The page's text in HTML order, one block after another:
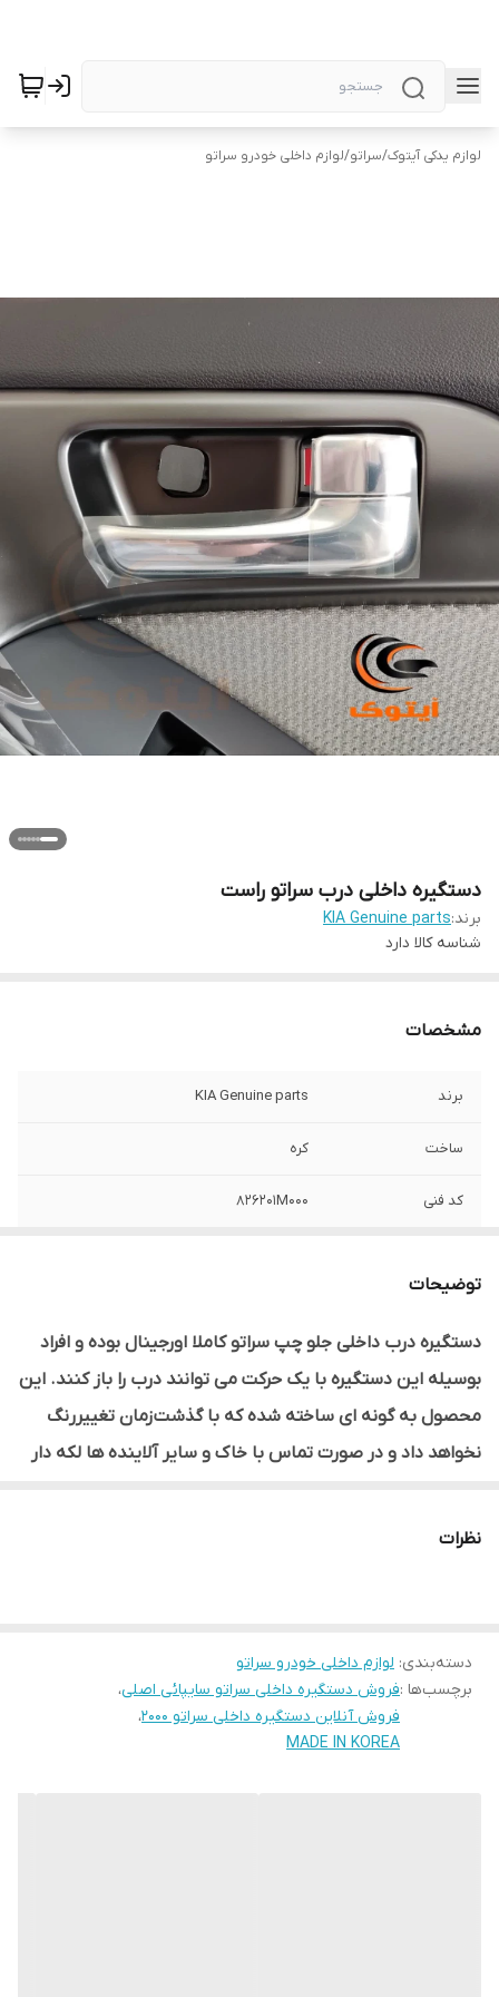
لوازم یدکی آیتوک/سراتو/لوازم داخلی خودرو سراتو
دستگیره داخلی درب سراتو راست
برند:KIA Genuine parts
شناسه کالا دارد
مشخصات
برند KIA Genuine parts
ساخت کره
کد فنی 826201M000
نوع محصول وارداتی
توضیحات
دستگیره درب داخلی جلو چپ سراتو کاملا اورجینال بوده و افراد
بوسیله این دستگیره با یک حرکت می توانند درب را باز کنند. این
محصول به گونه ای ساخته شده که با گذشتزمان تغییررنگ
نخواهد داد و در صورت تماس با خاک و سایر آلاینده ها لکه دار
خودروهای کیا قابل نص ب است.
نظرات
دسته‌بندی: لوازم داخلی خودرو سراتو
برچسب‌ها :فروش دستگیره داخلی سراتو سایپائی اصلی،
فروش آنلاین دستگیره داخلی سراتو 2000
،
MADE IN KOREA